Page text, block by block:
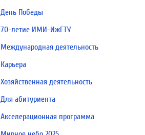
День Победы
70-летие ИМИ-ИжГТУ
Международная деятельность
Карьера
Хозяйственная деятельность
Для абитуриента
Акселерационная программа